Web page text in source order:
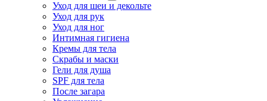
Уход для шеи и декольте
Уход для рук
Уход для ног
Интимная гигиена
Кремы для тела
Скрабы и маски
Гели для душа
SPF для тела
После загара